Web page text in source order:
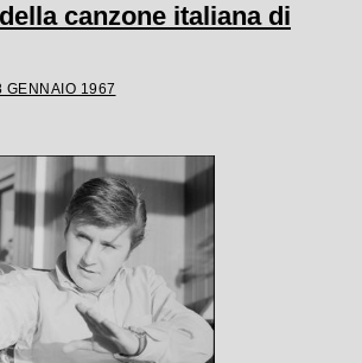
canzone italiana di
GENNAIO 1967